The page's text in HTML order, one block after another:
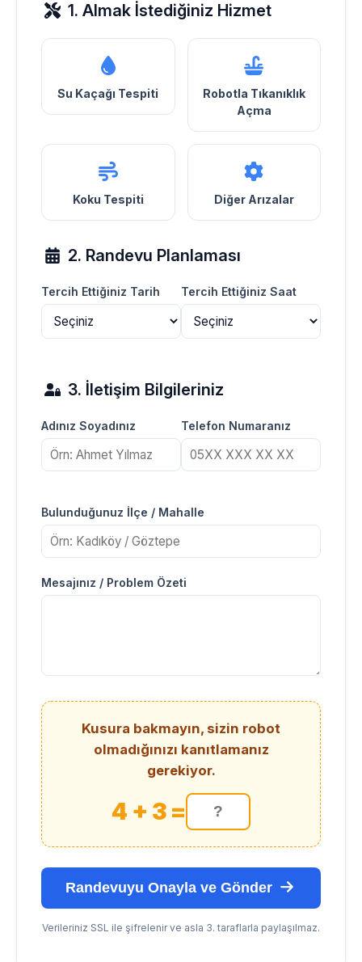
1. Almak İstediğiniz Hizmet
Su Kaçağı Tespiti
Robotla Tıkanıklık
Açma
Koku Tespiti Diğer Arızalar
2. Randevu Planlaması
Tercih Ettiğiniz Tarih Tercih Ettiğiniz Saat
3. İletişim Bilgileriniz
Adınız Soyadınız Telefon Numaranız
Bulunduğunuz İlçe / Mahalle
Mesajınız / Problem Özeti
Kusura bakmayın, sizin robot
olmadığınızı kanıtlamanız
gerekiyor.
4 + 3 =
Randevuyu Onayla ve Gönder
Verileriniz SSL ile şifrelenir ve asla 3. taraflarla paylaşılmaz.